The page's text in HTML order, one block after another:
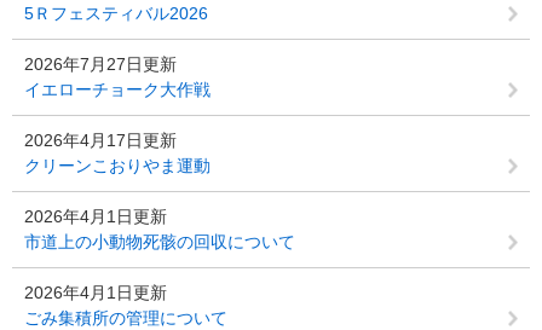
5Ｒフェスティバル2026
2026年7月27日更新
イエローチョーク大作戦
2026年4月17日更新
クリーンこおりやま運動
2026年4月1日更新
市道上の小動物死骸の回収について
2026年4月1日更新
ごみ集積所の管理について